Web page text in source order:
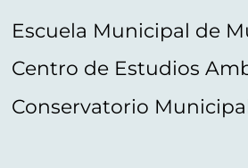
Escuela Municipal de
Centro de Estudios
Conservatorio